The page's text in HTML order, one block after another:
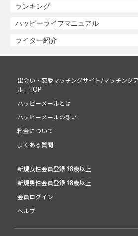
ランキング
ハッピーライフマニュアル
ライター紹介
出会い・恋愛マッチングサイト/マッチング
ル」TOP
ハッピーメールとは
ハッピーメールの想い
料金について
よくある質問
新規女性会員登録 18歳以上
新規男性会員登録 18歳以上
会員ログイン
ヘルプ